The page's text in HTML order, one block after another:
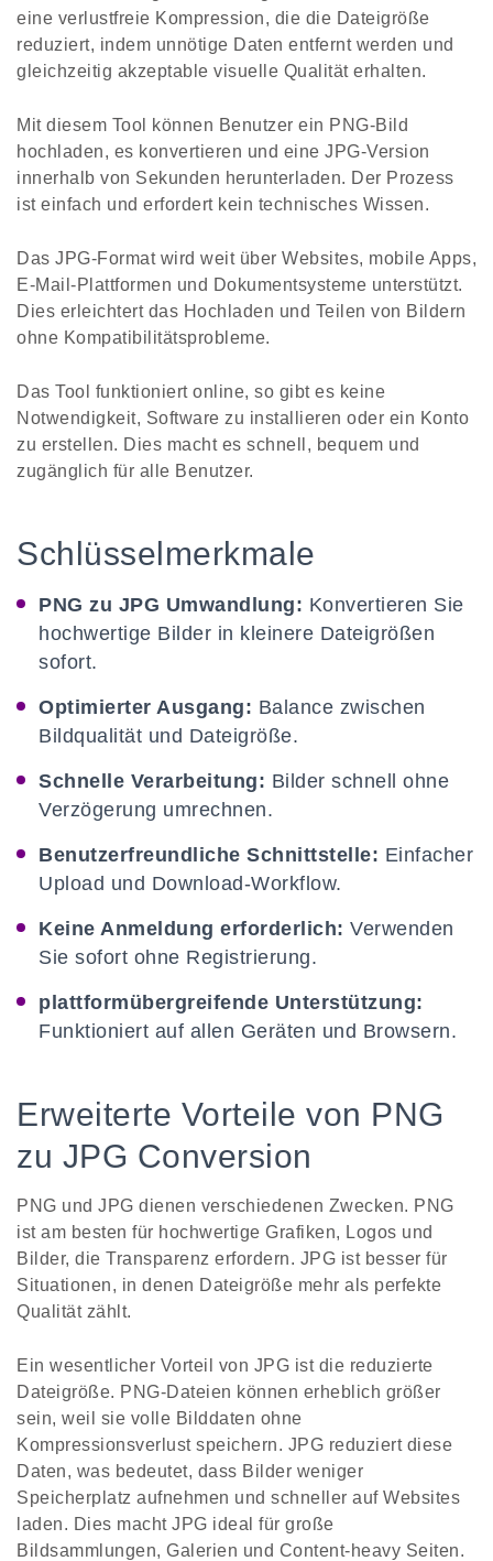
eine verlustfreie Kompression, die die Dateigröße
reduziert, indem unnötige Daten entfernt werden und
gleichzeitig akzeptable visuelle Qualität erhalten.
Mit diesem Tool können Benutzer ein PNG-Bild
hochladen, es konvertieren und eine JPG-Version
innerhalb von Sekunden herunterladen. Der Prozess
ist einfach und erfordert kein technisches Wissen.
Das JPG-Format wird weit über Websites, mobile Apps,
E-Mail-Plattformen und Dokumentsysteme unterstützt.
Dies erleichtert das Hochladen und Teilen von Bildern
ohne Kompatibilitätsprobleme.
Das Tool funktioniert online, so gibt es keine
Notwendigkeit, Software zu installieren oder ein Konto
zu erstellen. Dies macht es schnell, bequem und
zugänglich für alle Benutzer.
Schlüsselmerkmale
PNG zu JPG Umwandlung: Konvertieren Sie
hochwertige Bilder in kleinere Dateigrößen
sofort.
Optimierter Ausgang: Balance zwischen
Bildqualität und Dateigröße.
Schnelle Verarbeitung: Bilder schnell ohne
Verzögerung umrechnen.
Benutzerfreundliche Schnittstelle: Einfacher
Upload und Download-Workflow.
Keine Anmeldung erforderlich: Verwenden
Sie sofort ohne Registrierung.
plattformübergreifende Unterstützung:
Funktioniert auf allen Geräten und Browsern.
Erweiterte Vorteile von PNG
zu JPG Conversion
PNG und JPG dienen verschiedenen Zwecken. PNG
ist am besten für hochwertige Grafiken, Logos und
Bilder, die Transparenz erfordern. JPG ist besser für
Situationen, in denen Dateigröße mehr als perfekte
Qualität zählt.
Ein wesentlicher Vorteil von JPG ist die reduzierte
Dateigröße. PNG-Dateien können erheblich größer
sein, weil sie volle Bilddaten ohne
Kompressionsverlust speichern. JPG reduziert diese
Daten, was bedeutet, dass Bilder weniger
Speicherplatz aufnehmen und schneller auf Websites
laden. Dies macht JPG ideal für große
Bildsammlungen, Galerien und Content-heavy Seiten.